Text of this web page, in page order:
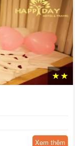
Xem thêm